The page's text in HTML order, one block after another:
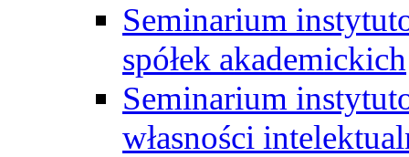
Seminarium
spółek akademickich
Seminarium
własności